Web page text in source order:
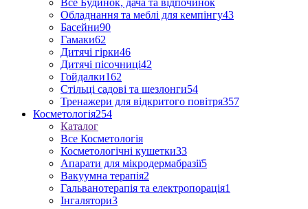
Все Будинок, дача та відпочинок
Обладнання та меблі для кемпінгу43
Басейни90
Гамаки62
Дитячі гірки46
Дитячі пісочниці42
Гойдалки162
Стільці садові та шезлонги54
Тренажери для відкритого повітря357
Косметологія254
Каталог
Все Косметологія
Косметологічні кушетки33
Апарати для мікродермабразії5
Вакуумна терапія2
Гальванотерапія та електропорація1
Інгалятори3